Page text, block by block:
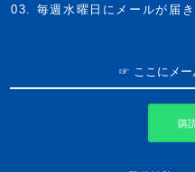
毎週水曜日にメールが届
購